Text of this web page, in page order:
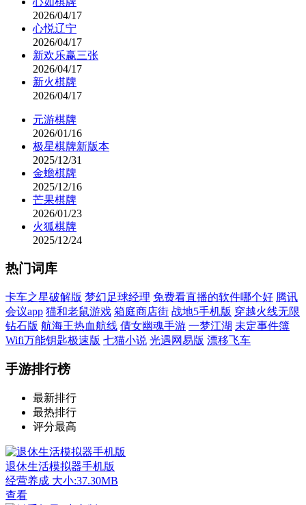
2026/04/17
心悦辽宁
2026/04/17
新欢乐赢三张
2026/04/17
新火棋牌
2026/04/17
元游棋牌
2026/01/16
极星棋牌新版本
2025/12/31
金蟾棋牌
2025/12/16
芒果棋牌
2026/01/23
火狐棋牌
2025/12/24
热门词库
卡车之星破解版 梦幻足球经理 免费看直播的软件哪个好 腾讯
会议app 猫和老鼠游戏 箱庭商店街 战地5手机版 穿越火线无限
钻石版 航海王热血航线 倩女幽魂手游 一梦江湖 未定事件簿
Wifi万能钥匙极速版 七猫小说 光遇网易版 漂移飞车
手游排行榜
最新排行
最热排行
评分最高
退休生活模拟器手机版
经营养成 大小:37.30MB
查看